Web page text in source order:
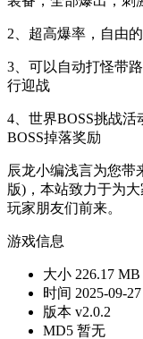
2、超高爆率，自由
3、可以自动打怪带
行迎战
4、世界BOSS挑战
BOSS掉落奖励
辰龙小编浅言为您带
版)，本站致力于为
玩家朋友们前来。
游戏信息
大小 226.17 MB
时间 2025-09-
版本 v2.0.2
MD5 暂无